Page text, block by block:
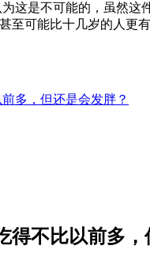
这是不可能的，虽然这
至可能比十几岁的人
多，但还是会发胖？
得不比以前多，